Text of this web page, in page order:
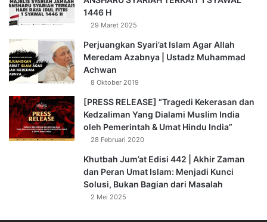
1446 H
29 Maret 2025
Perjuangkan Syari’at Islam Agar Allah
Meredam Azabnya | Ustadz Muhammad
Achwan
8 Oktober 2019
[PRESS RELEASE] “Tragedi Kekerasan dan
Kedzaliman Yang Dialami Muslim India
oleh Pemerintah & Umat Hindu India”
28 Februari 2020
Khutbah Jum’at Edisi 442 | Akhir Zaman
dan Peran Umat Islam: Menjadi Kunci
Solusi, Bukan Bagian dari Masalah
2 Mei 2025